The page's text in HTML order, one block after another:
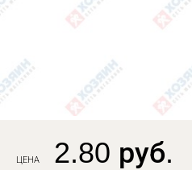
ЦЕНА 2.80 руб.